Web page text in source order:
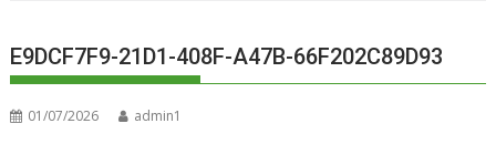
E9DCF7F9-21D1-408F-A47B-66F202C89D93
01/07/2026 admin1